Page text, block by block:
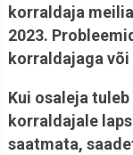
korraldaja
2023.
korraldajaga
Kui osaleja
korraldajale
saatmata,